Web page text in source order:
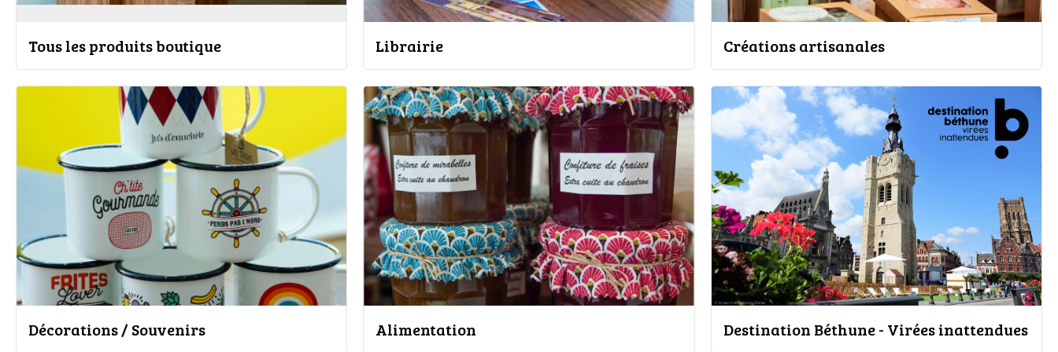
Tous les produits boutique Librairie Créations artisanales
Décorations / Souvenirs Alimentation Destination Béthune - Virées inattendues